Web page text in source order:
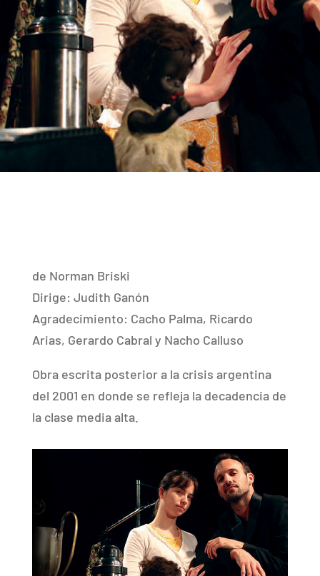
de Norman Briski
Dirige: Judith Ganón
Agradecimiento: Cacho Palma, Ricardo
Arias, Gerardo Cabral y Nacho Calluso
Obra escrita posterior a la crisis argentina
del 2001 en donde se refleja la decadencia de
la clase media alta.